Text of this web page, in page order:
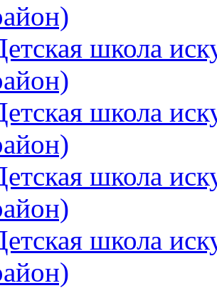
школа
школа
школа
школа